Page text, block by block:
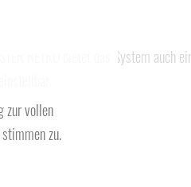
zur vollen
zu.
RETRO bietet das System auch